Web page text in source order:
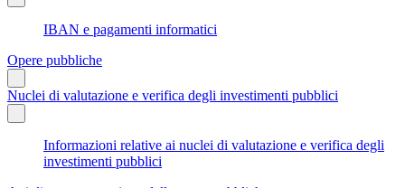
IBAN e pagamenti informatici
Opere pubbliche
Nuclei di valutazione e verifica degli investimenti pubblici
Informazioni relative ai nuclei di valutazione e verifica degli
investimenti pubblici